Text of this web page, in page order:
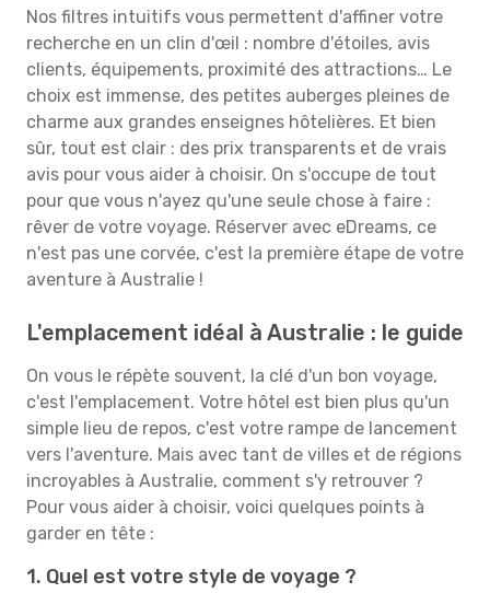
Nos filtres intuitifs vous permettent d'affiner votre
recherche en un clin d'œil : nombre d'étoiles, avis
clients, équipements, proximité des attractions… Le
choix est immense, des petites auberges pleines de
charme aux grandes enseignes hôtelières. Et bien
sûr, tout est clair : des prix transparents et de vrais
avis pour vous aider à choisir. On s'occupe de tout
pour que vous n'ayez qu'une seule chose à faire :
rêver de votre voyage. Réserver avec eDreams, ce
n'est pas une corvée, c'est la première étape de votre
aventure à Australie !
L'emplacement idéal à Australie : le guide
On vous le répète souvent, la clé d'un bon voyage,
c'est l'emplacement. Votre hôtel est bien plus qu'un
simple lieu de repos, c'est votre rampe de lancement
vers l'aventure. Mais avec tant de villes et de régions
incroyables à Australie, comment s'y retrouver ?
Pour vous aider à choisir, voici quelques points à
garder en tête :
1. Quel est votre style de voyage ?